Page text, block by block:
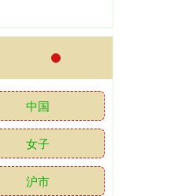
中国
女子
沪市